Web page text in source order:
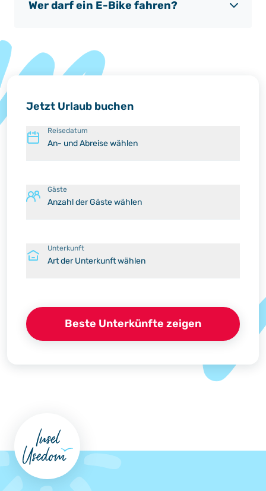
Wer darf ein E-Bike fahren?
Jetzt Urlaub buchen
Reisedatum
An- und Abreise wählen
Gäste
Anzahl der Gäste wählen
Unterkunft
Art der Unterkunft wählen
Beste Unterkünfte zeigen